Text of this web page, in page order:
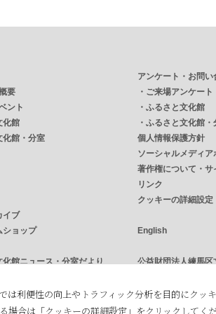
要
ント
化館
化館・分室
イブ
ショップ
化館ニュース・分室だより
リアフリー
アンケート・お問い
・ ご来場アンケート
・ ふるさと文化館
・ ふるさと文化館・
個人情報保護方針
ソーシャルメディア
著作権について・サ
リンク
クッキーの詳細設定
English
公益財団法人練馬区
練馬区立大泉学園ゆ
練馬区立美術館
は利便性の向上やトラフィック分析を目的にク
場合は「クッキーの詳細設定」をクリックしてく